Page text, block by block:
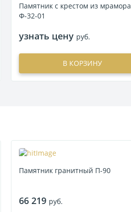
Памятник с крестом из мрамора
Ф-32-01
узнать цену руб.
В КОРЗИНУ
Памятник гранитный П-90
66 219 руб.